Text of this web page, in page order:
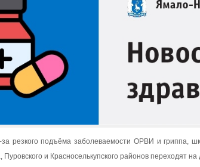
резкого подъёма заболеваемости ОРВИ и гриппа,
Пуровского и Красноселькупского районов переходят